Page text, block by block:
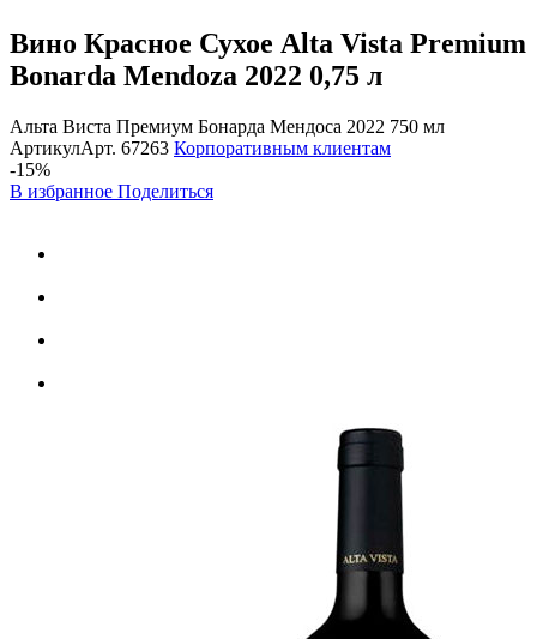
Вино Красное Сухое Alta Vista Premium
Bonarda Mendoza 2022 0,75 л
Альта Виста Премиум Бонарда Мендоса 2022 750 мл
АртикулАрт. 67263 Корпоративным клиентам
-15%
В избранное Поделиться